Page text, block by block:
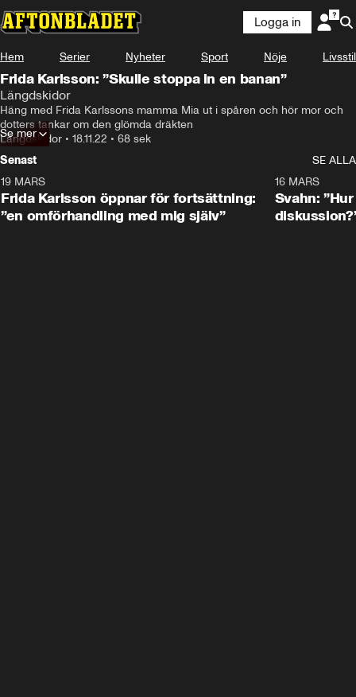
Logga in
Hem Serier Nyheter Sport Nöje Livsstil
Frida Karlsson: ”Skulle stoppa in en banan”
Längdskidor
Häng med Frida Karlssons mamma Mia ut i spåren och hör mor och
dotters tankar om den glömda dräkten
Längdskidor • 18.11.22 • 68 sek
Se mer
Senast
SE ALLA
19 MARS
Frida Karlsson öppnar för fortsättning:
”en omförhandling med mig själv”
16 MARS
Svahn: